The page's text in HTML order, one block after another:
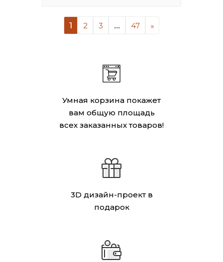
1 2 3 ... 47
Умная корзина покажет
вам общую площадь
всех заказанных товаров!
3D дизайн-проект в
подарок